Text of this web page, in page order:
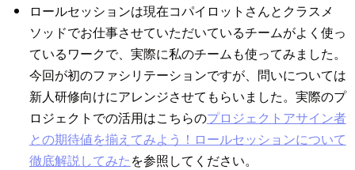
ロールセッションは現在コパイロットさんとクラスメ
ソッドでお仕事させていただいているチームがよく使っ
ているワークで、実際に私のチームも使ってみました。
今回が初のファシリテーションですが、問いについては
新人研修向けにアレンジさせてもらいました。実際のプ
ロジェクトでの活用はこちらのプロジェクトアサイン者
との期待値を揃えてみよう！ロールセッションについて
徹底解説してみたを参照してください。